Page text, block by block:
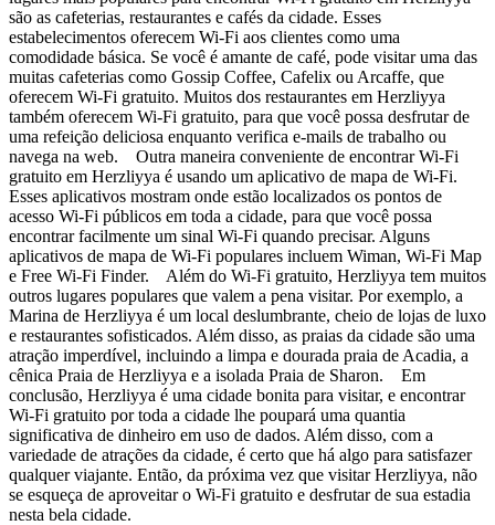
são as cafeterias, restaurantes e cafés da cidade. Esses
estabelecimentos oferecem Wi-Fi aos clientes como uma
comodidade básica. Se você é amante de café, pode visitar uma das
muitas cafeterias como Gossip Coffee, Cafelix ou Arcaffe, que
oferecem Wi-Fi gratuito. Muitos dos restaurantes em Herzliyya
também oferecem Wi-Fi gratuito, para que você possa desfrutar de
uma refeição deliciosa enquanto verifica e-mails de trabalho ou
navega na web. Outra maneira conveniente de encontrar Wi-Fi
gratuito em Herzliyya é usando um aplicativo de mapa de Wi-Fi.
Esses aplicativos mostram onde estão localizados os pontos de
acesso Wi-Fi públicos em toda a cidade, para que você possa
encontrar facilmente um sinal Wi-Fi quando precisar. Alguns
aplicativos de mapa de Wi-Fi populares incluem Wiman, Wi-Fi Map
e Free Wi-Fi Finder. Além do Wi-Fi gratuito, Herzliyya tem muitos
outros lugares populares que valem a pena visitar. Por exemplo, a
Marina de Herzliyya é um local deslumbrante, cheio de lojas de luxo
e restaurantes sofisticados. Além disso, as praias da cidade são uma
atração imperdível, incluindo a limpa e dourada praia de Acadia, a
cênica Praia de Herzliyya e a isolada Praia de Sharon. Em
conclusão, Herzliyya é uma cidade bonita para visitar, e encontrar
Wi-Fi gratuito por toda a cidade lhe poupará uma quantia
significativa de dinheiro em uso de dados. Além disso, com a
variedade de atrações da cidade, é certo que há algo para satisfazer
qualquer viajante. Então, da próxima vez que visitar Herzliyya, não
se esqueça de aproveitar o Wi-Fi gratuito e desfrutar de sua estadia
nesta bela cidade.